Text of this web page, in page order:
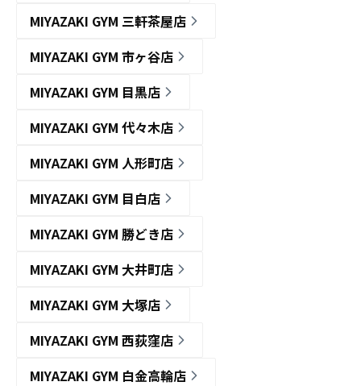
MIYAZAKI GYM 三軒茶屋店
MIYAZAKI GYM 市ヶ谷店
MIYAZAKI GYM 目黒店
MIYAZAKI GYM 代々木店
MIYAZAKI GYM 人形町店
MIYAZAKI GYM 目白店
MIYAZAKI GYM 勝どき店
MIYAZAKI GYM 大井町店
MIYAZAKI GYM 大塚店
MIYAZAKI GYM 西荻窪店
MIYAZAKI GYM 白金高輪店